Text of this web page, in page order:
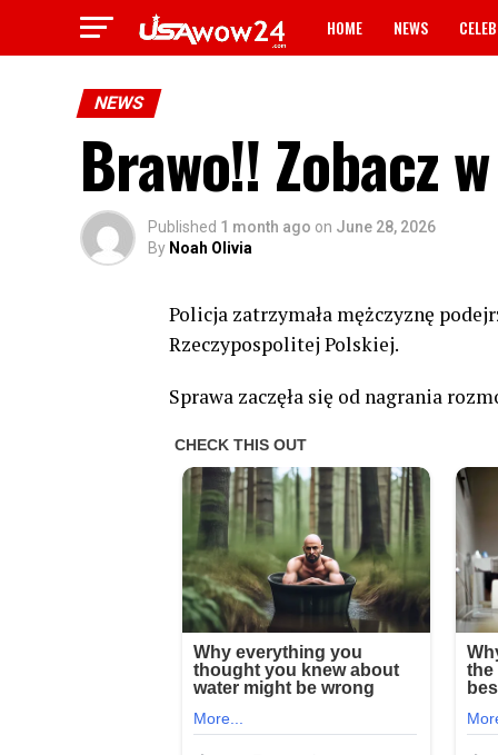
HOME NEWS
NEWS
Brawo!! Zobacz
Published 1 month ago on June 28, 2026
By Noah Olivia
Policja zatrzymała mężczyznę
Rzeczypospolitej Polskiej.
Sprawa zaczęła się od nagrania